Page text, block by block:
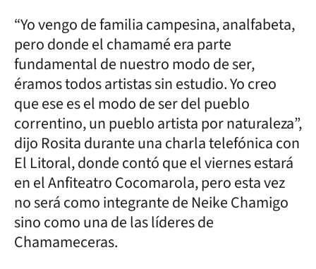
“Yo vengo de familia campesina, analfabeta,
pero donde el chamamé era parte
fundamental de nuestro modo de ser,
éramos todos artistas sin estudio. Yo creo
que ese es el modo de ser del pueblo
correntino, un pueblo artista por naturaleza”,
dijo Rosita durante una charla telefónica con
El Litoral, donde contó que el viernes estará
en el Anfiteatro Cocomarola, pero esta vez
no será como integrante de Neike Chamigo
sino como una de las líderes de
Chamameceras.